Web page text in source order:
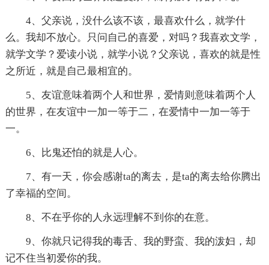
4、父亲说，没什么该不该，最喜欢什么，就学什
么。我却不放心。只问自己的喜爱，对吗？我喜欢文学，
就学文学？爱读小说，就学小说？父亲说，喜欢的就是性
之所近，就是自己最相宜的。
5、友谊意味着两个人和世界，爱情则意味着两个人
的世界，在友谊中一加一等于二，在爱情中一加一等于
一。
6、比鬼还怕的就是人心。
7、有一天，你会感谢ta的离去，是ta的离去给你腾出
了幸福的空间。
8、不在乎你的人永远理解不到你的在意。
9、你就只记得我的毒舌、我的野蛮、我的泼妇，却
记不住当初爱你的我。